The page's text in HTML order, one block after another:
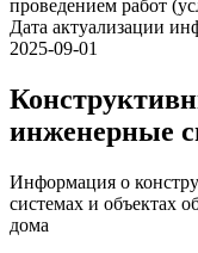
проведением работ
Дата актуализации
2025-09-01
инженерные
Информация о
системах и объектах
дома